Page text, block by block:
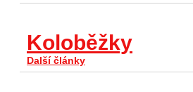
Koloběžky
Další články